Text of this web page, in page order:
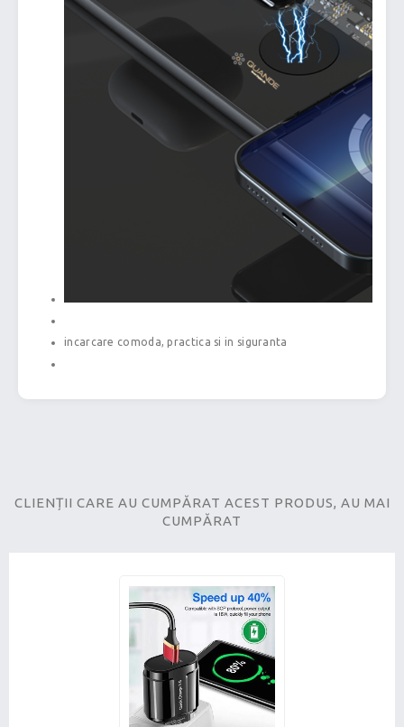
incarcare comoda, practica si in siguranta
CLIENȚII CARE AU CUMPĂRAT ACEST PRODUS, AU MAI
CUMPĂRAT